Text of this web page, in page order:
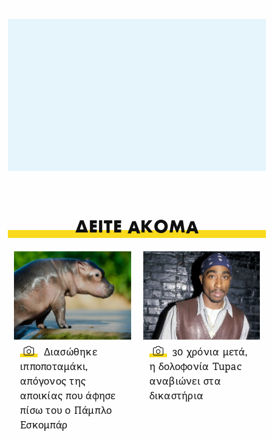
ΔΕΙΤΕ ΑΚΟΜΑ
Διασώθηκε
ιπποποταμάκι,
απόγονος της
αποικίας που άφησε
πίσω του ο Πάμπλο
Εσκομπάρ
30 χρόνια μετά,
η δολοφονία Tupac
αναβιώνει στα
δικαστήρια